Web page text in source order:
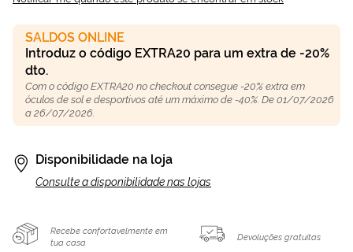
SALDOS ONLINE
Introduz o código EXTRA20 para um extra de -20%
dto.
Com o código EXTRA20 no checkout consegue -20% extra em
óculos de sol e desportivos até um máximo de -40%. De 01/07/2026
a 26/07/2026.
Disponibilidade na loja
Consulte a disponibilidade nas lojas
Recebe confortavelmente em
tua casa
Devoluções gratuitas